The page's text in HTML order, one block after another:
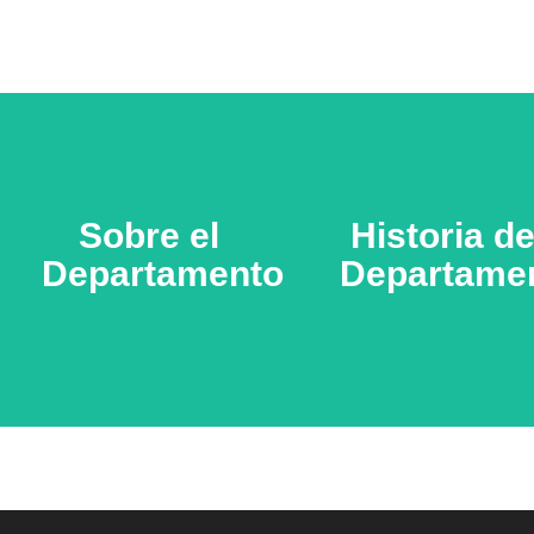
Sobre el
Departamento
Sobre el
Departamento
Historia del
Historia del